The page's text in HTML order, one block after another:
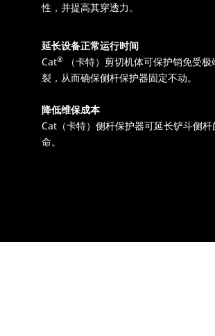
性，并提高其穿透力。
延长设备正常运行时间
Cat®
（卡特）剪切机体可保护销免受
裂，从而确保侧杆保护器固定不动。
降低维保成本
Cat（卡特）侧杆保护器可延长铲斗侧
命。